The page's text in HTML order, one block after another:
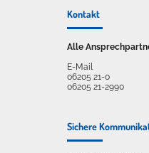
Kontakt
Alle
E-Mail
06205 21-0
06205 21-2990
Sichere